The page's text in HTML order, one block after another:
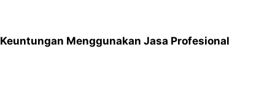
Keuntungan Menggunakan Jasa Profesional